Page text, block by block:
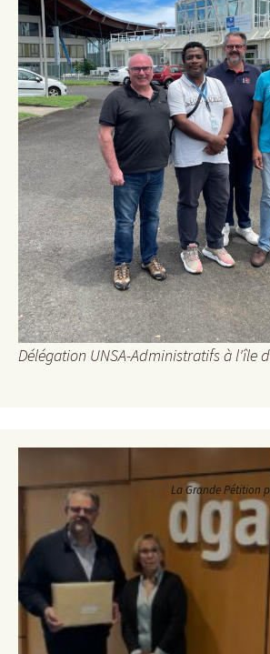
Délégation UNSA-Administratifs à l'île
La Grande Pétition